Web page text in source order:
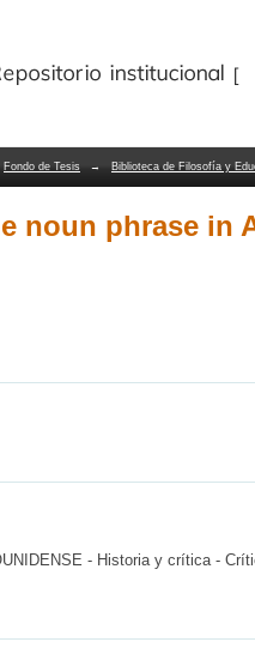
noun phrase in
Fondo de Tesis → Biblioteca de Filosofía y
noun phrase in
- Historia y crítica -